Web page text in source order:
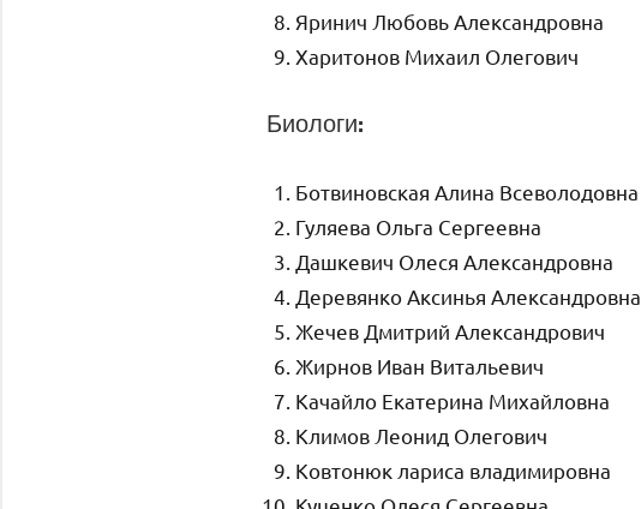
Яринич Любовь Александровна
Харитонов Михаил Олегович
Биологи:
Ботвиновская Алина Всеволодовна
Гуляева Ольга Сергеевна
Дашкевич Олеся Александровна
Деревянко Аксинья Александровна
Жечев Дмитрий Александрович
Жирнов Иван Витальевич
Качайло Екатерина Михайловна
Климов Леонид Олегович
Ковтонюк лариса владимировна